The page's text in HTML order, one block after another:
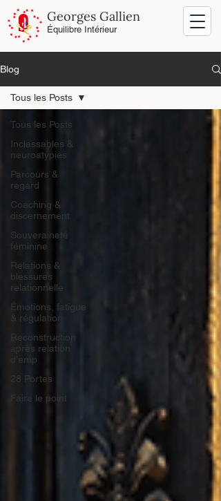
Georges Gallien
Équilibre Intérieur
Blog
Tous les Posts
Inclassables &
neuroatypies
Parcours &
regard
Coaching &
discernement
Souveraineté
féminine
Relations &
blessures
relationnelle
Émotions, fatigue
& régulation
Reconstruction
après relation
d’emp
28 Portes
Faire le point
Tous les Posts